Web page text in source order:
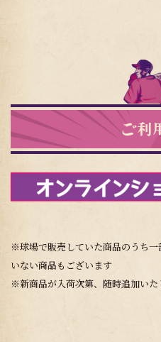
ご利
※球場で販売していた商品のうち
いない商品もございます
※新商品が入荷次第、随時追加いた